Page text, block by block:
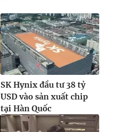
SK Hynix đầu tư 38 tỷ
USD vào sản xuất chip
tại Hàn Quốc